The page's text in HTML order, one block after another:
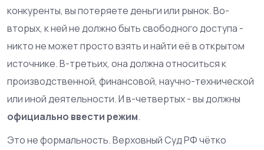
конкуренты, вы потеряете деньги или рынок. Во-
вторых, к ней не должно быть свободного доступа -
никто не может просто взять и найти её в открытом
источнике. В-третьих, она должна относиться к
производственной, финансовой, научно-технической
или иной деятельности. И в-четвертых - вы должны
официально ввести режим.
Это не формальность. Верховный Суд РФ чётко